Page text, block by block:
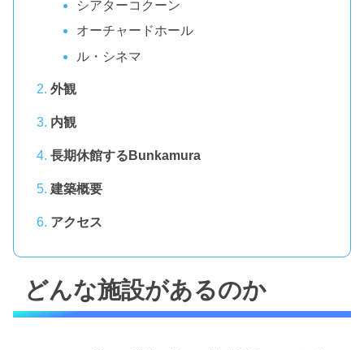
シアターコクーン
オーチャードホール
ル・シネマ
外観
内観
長期休館するBunkamura
建築概要
アクセス
どんな施設があるのか